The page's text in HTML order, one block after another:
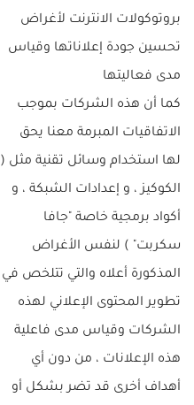
بروتوكولات الانترنت لأغراض
تحسين جودة إعلاناتها وقياس
مدى فعاليتها
كما أن هذه الشركات بموجب
الاتفاقيات المبرمة معنا يحق
لها استخدام وسائل تقنية مثل (
الكوكيز ، و إعدادات الشبكة ، و
أكواد برمجية خاصة "جافا
سكربت" ) لنفس الأغراض
المذكورة أعلاه والتي تتلخص في
تطوير المحتوى الإعلاني لهذه
الشركات وقياس مدى فاعلية
هذه الإعلانات ، من دون أي
أهداف أخرى قد تضر بشكل أو